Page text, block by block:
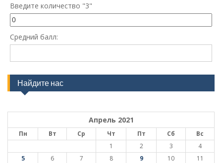
Введите количество "3"
Средний балл:
Найдите нас
Апрель 2021
Пн Вт Ср Чт Пт Сб
Вс
1
2 3
4
5
6 7 8 9 10
11